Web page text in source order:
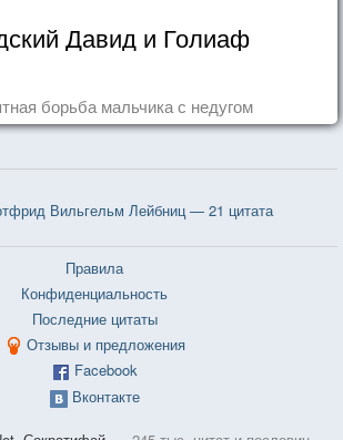
Давид и Голиаф
борьба мальчика с недугом
Вильгельм Лейбниц — 21 цитата
Правила
Конфиденциальность
Последние цитаты
Отзывы и предложения
Facebook
Вконтакте